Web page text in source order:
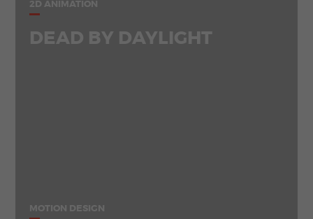
2D ANIMATION
DEAD BY DAYLIGHT
MOTION DESIGN